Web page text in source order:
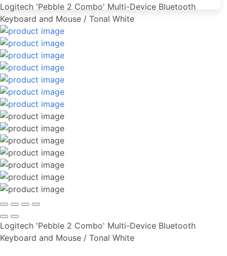
Logitech 'Pebble 2 Combo' Multi-Device Bluetooth
Keyboard and Mouse / Tonal White
Logitech 'Pebble 2 Combo' Multi-Device Bluetooth
Keyboard and Mouse / Tonal White